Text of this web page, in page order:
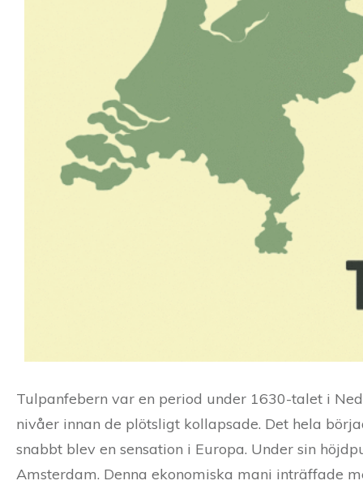
Tulpanfebern var en period under 1630-talet i
nivåer innan de plötsligt kollapsade. Det hela
snabbt blev en sensation i Europa. Under sin
Amsterdam. Denna ekonomiska mani inträffade